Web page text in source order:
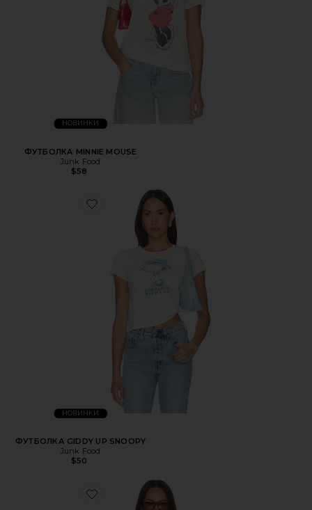
НОВИНКИ
ФУТБОЛКА MINNIE MOUSE
Junk Food
$58
НОВИНКИ
ФУТБОЛКА GIDDY UP SNOOPY
Junk Food
$50